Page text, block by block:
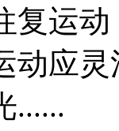
复运
动应
......